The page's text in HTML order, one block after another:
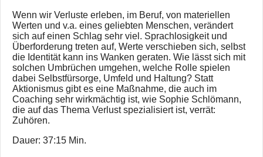
Wenn wir Verluste erleben, im Beruf, von materiellen
Werten und v.a. eines geliebten Menschen, verändert
sich auf einen Schlag sehr viel. Sprachlosigkeit und
Überforderung treten auf, Werte verschieben sich, selbst
die Identität kann ins Wanken geraten. Wie lässt sich mit
solchen Umbrüchen umgehen, welche Rolle spielen
dabei Selbstfürsorge, Umfeld und Haltung? Statt
Aktionismus gibt es eine Maßnahme, die auch im
Coaching sehr wirkmächtig ist, wie Sophie Schlömann,
die auf das Thema Verlust spezialisiert ist, verrät:
Zuhören.
Dauer: 37:15 Min.